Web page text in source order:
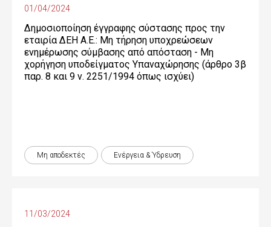
01/04/2024
Δημοσιοποίηση έγγραφης σύστασης προς την
εταιρία ΔΕΗ Α.Ε.: Μη τήρηση υποχρεώσεων
ενημέρωσης σύμβασης από απόσταση - Μη
χορήγηση υποδείγματος Υπαναχώρησης (άρθρο 3β
παρ. 8 και 9 ν. 2251/1994 όπως ισχύει)
Μη αποδεκτές Ενέργεια & Ύδρευση
11/03/2024